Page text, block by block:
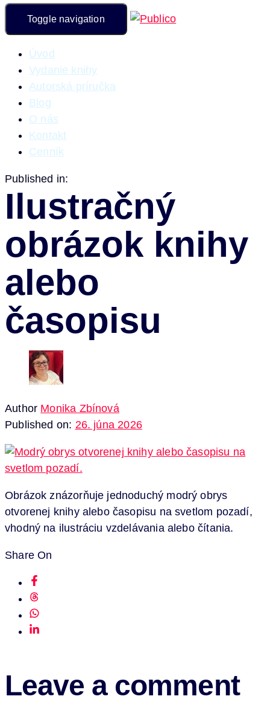
Toggle navigation
Úvod
Vydanie knihy
Autorská príručka
Blog
O nás
Kontakt
Cenník
Published in:
Ilustračný
obrázok knihy
alebo
časopisu
Author Monika Zbínová
Published on: 26. júna 2026
Obrázok znázorňuje jednoduchý modrý obrys
otvorenej knihy alebo časopisu na svetlom pozadí,
vhodný na ilustráciu vzdelávania alebo čítania.
Share On
Leave a comment